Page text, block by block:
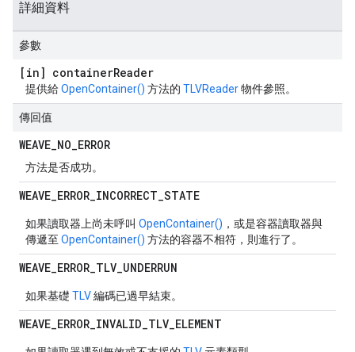
詳細資料
參數
[in] containerReader
提供給OpenContainer() 方法的 TLVReader物件參照。
傳回值
WEAVE_NO_ERROR
方法是否成功。
WEAVE_ERROR_INCORRECT_STATE
如果讀取器上尚未呼叫 OpenContainer() ，或是容器讀取器與
傳遞至 OpenContainer() 方法的容器不相符，則進行了。
WEAVE_ERROR_TLV_UNDERRUN
如果基礎 TLV編碼已過早結束。
WEAVE_ERROR_INVALID_TLV_ELEMENT